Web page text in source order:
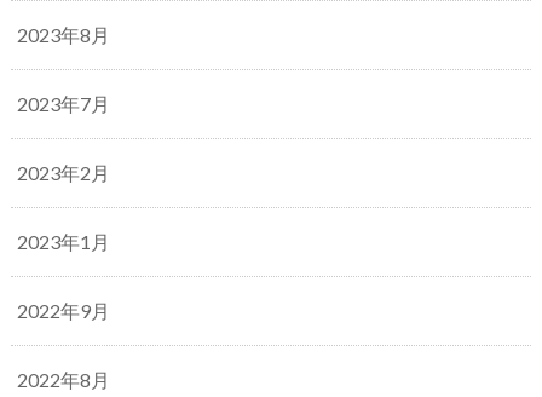
2023年8月
2023年7月
2023年2月
2023年1月
2022年9月
2022年8月